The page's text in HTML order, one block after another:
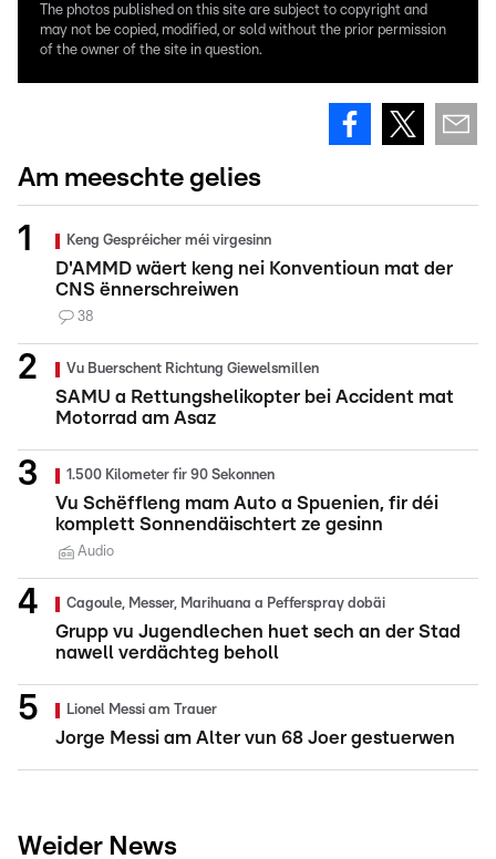
The photos published on this site are subject to copyright and
may not be copied, modified, or sold without the prior permission
of the owner of the site in question.
Am meeschte gelies
Keng Gespréicher méi virgesinn
D'AMMD wäert keng nei Konventioun mat der
CNS ënnerschreiwen
38
Vu Buerschent Richtung Giewelsmillen
SAMU a Rettungshelikopter bei Accident mat
Motorrad am Asaz
1.500 Kilometer fir 90 Sekonnen
Vu Schëffleng mam Auto a Spuenien, fir déi
komplett Sonnendäischtert ze gesinn
Audio
Cagoule, Messer, Marihuana a Pefferspray dobäi
Grupp vu Jugendlechen huet sech an der Stad
nawell verdächteg beholl
Lionel Messi am Trauer
Jorge Messi am Alter vun 68 Joer gestuerwen
Weider News